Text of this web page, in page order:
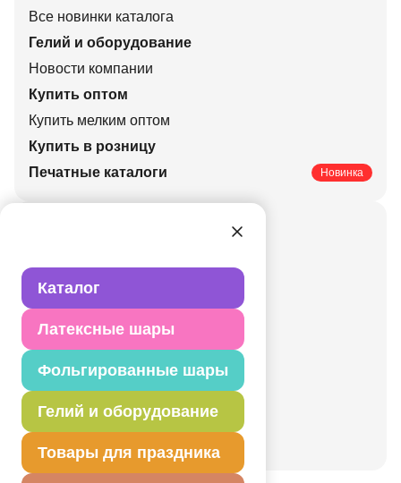
Каталог
Латексные шары
Фольгированные шары
Гелий и оборудование
Товары для праздника
Все новинки каталога
Гелий и оборудование
Новости компании
Купить оптом
Купить мелким оптом
Купить в розницу
Печатные каталоги
Новинка
Корпоративные
Праздники
День рождения
Детский праздник
Валентинов день
День города